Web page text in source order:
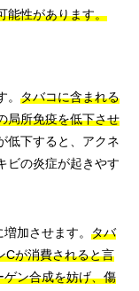
能性があります。
タバコに含まれる
局所免疫を低下させ
低下すると、アクネ
ビの炎症が起きやす
加させます。 タバ
Cが消費されると言
ン合成を妨げ、傷